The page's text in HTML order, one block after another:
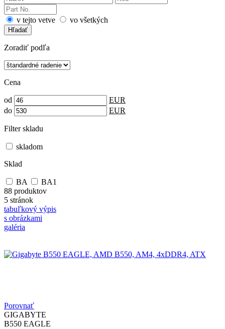
v tejto vetve vo všetkých
Hľadať
Zoradiť podľa
Cena
od
EUR
do
EUR
Filter skladu
skladom
Sklad
BA
BA1
88 produktov
5 stránok
tabuľkový výpis
s obrázkami
galéria
Porovnať
GIGABYTE
B550 EAGLE